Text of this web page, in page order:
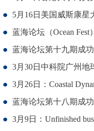
蓝海论坛（Ocean Fest
蓝海论坛第十九期成
蓝海论坛第十八期成